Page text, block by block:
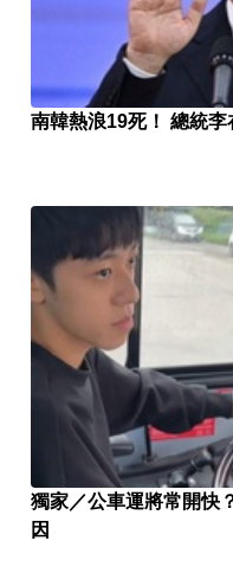
南韓熱浪19死！ 總統
獨家／公車運將常開快
因